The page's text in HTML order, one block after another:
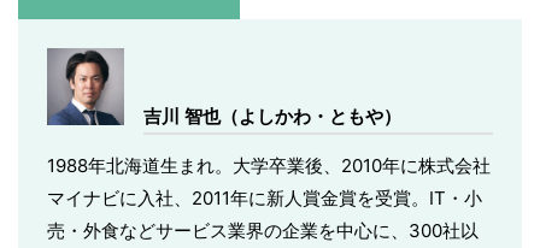
吉川 智也（よしかわ・ともや）
1988年北海道生まれ。大学卒業後、2010年に株式会社
マイナビに入社、2011年に新人賞金賞を受賞。IT・小
売・外食などサービス業界の企業を中心に、300社以